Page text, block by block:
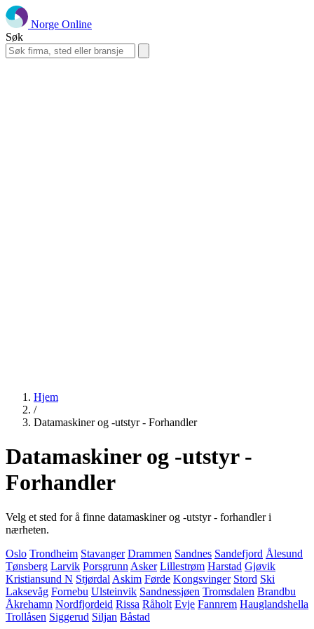
Norge Online
Søk
Hjem
/
Datamaskiner og -utstyr - Forhandler
Datamaskiner og -utstyr -
Forhandler
Velg et sted for å finne datamaskiner og -utstyr - forhandler i
nærheten.
Oslo Trondheim Stavanger Drammen Sandnes Sandefjord Ålesund
Tønsberg Larvik Porsgrunn Asker Lillestrøm Harstad Gjøvik
Kristiansund N Stjørdal Askim Førde Kongsvinger Stord Ski
Laksevåg Fornebu Ulsteinvik Sandnessjøen Tromsdalen Brandbu
Åkrehamn Nordfjordeid Rissa Råholt Evje Fannrem Hauglandshella
Trollåsen Siggerud Siljan Båstad